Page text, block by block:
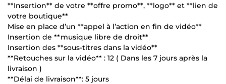
**Insertion** de votre **offre promo**, **logo** et **lien de
votre boutique**
Mise en place d’un **appel à l’action en fin de vidéo**
Insertion de **musique libre de droit**
Insertion des **sous-titres dans la vidéo**
**Retouches sur la vidéo** : 12 ( Dans les 7 jours après la
livraison )
**Délai de livraison**: 5 jours